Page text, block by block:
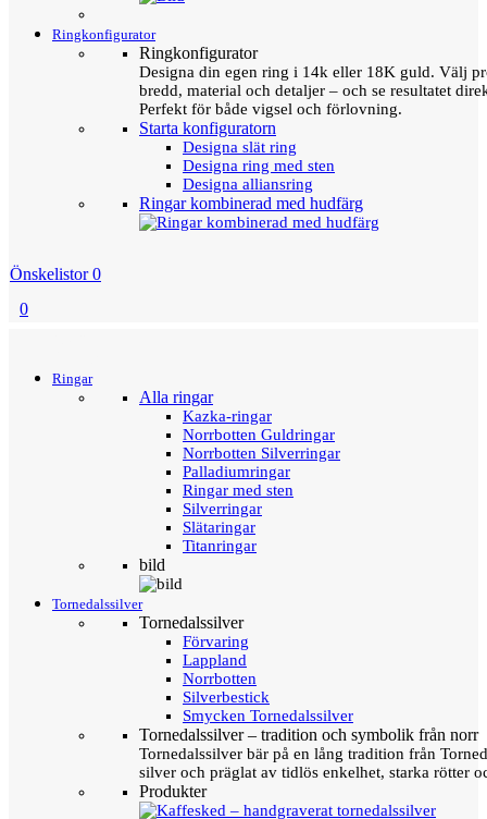
Ringkonfigurator
Ringkonfigurator
Designa din egen ring i 14k eller 18K guld. Välj
bredd, material och detaljer – och se resultatet
Perfekt för både vigsel och förlovning.
Starta konfiguratorn
Designa slät ring
Designa ring med sten
Designa alliansring
Ringar kombinerad med hudfärg
Önskelistor 0
0
Ringar
Alla ringar
Kazka-ringar
Norrbotten Guldringar
Norrbotten Silverringar
Palladiumringar
Ringar med sten
Silverringar
Slätaringar
Titanringar
bild
Tornedalssilver
Tornedalssilver
Förvaring
Lappland
Norrbotten
Silverbestick
Smycken Tornedalssilver
Tornedalssilver – tradition och symbolik från norr
Tornedalssilver bär på en lång tradition från
silver och präglat av tidlös enkelhet, starka rötter
Produkter